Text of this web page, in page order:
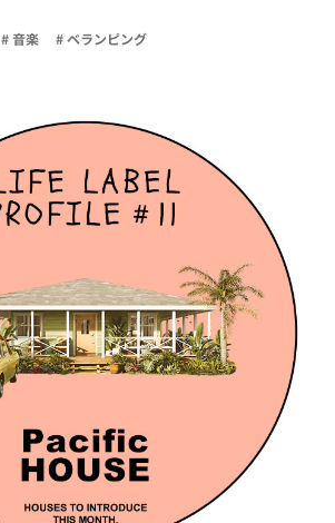
# 音楽 # ベランピング